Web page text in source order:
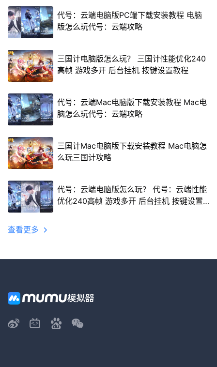
代号：云端电脑版PC端下载安装教程 电脑
版怎么玩代号：云端攻略
三国计电脑版怎么玩？ 三国计性能优化240
高帧 游戏多开 后台挂机 按键设置教程
代号：云端Mac电脑版下载安装教程 Mac电
脑怎么玩代号：云端攻略
三国计Mac电脑版下载安装教程 Mac电脑怎
么玩三国计攻略
代号：云端电脑版怎么玩？ 代号：云端性能
优化240高帧 游戏多开 后台挂机 按键设置
查看更多